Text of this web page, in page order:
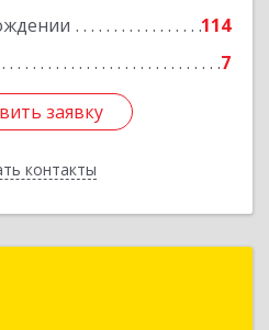
114
7
заявку
контакты
заявку
Назад